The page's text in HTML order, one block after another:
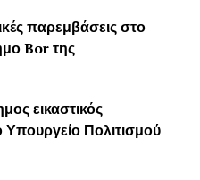
παρεμβάσεις στο
Bor της
εικαστικός
Υπουργείο Πολιτισμού